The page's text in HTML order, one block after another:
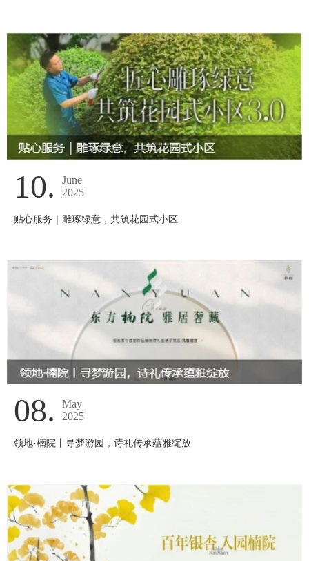
10.
June
2025
贴心服务｜雕琢绿意，共筑花园式小区
08.
May
2025
领地·楠院丨寻梦游园，诗礼传承蕴雅绽放